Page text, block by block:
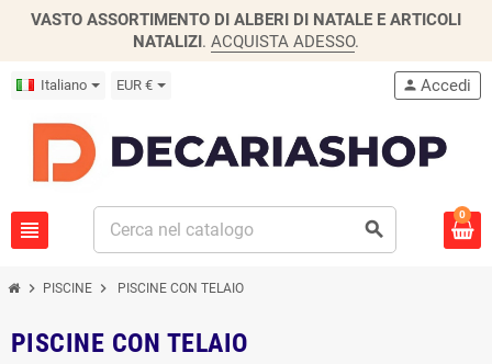
VASTO ASSORTIMENTO DI ALBERI DI NATALE E ARTICOLI
NATALIZI. ACQUISTA ADESSO.
Italiano EUR €
view_headline search
person Accedi
0
chevron_right PISCINE chevron_right PISCINE CON TELAIO
PISCINE CON TELAIO